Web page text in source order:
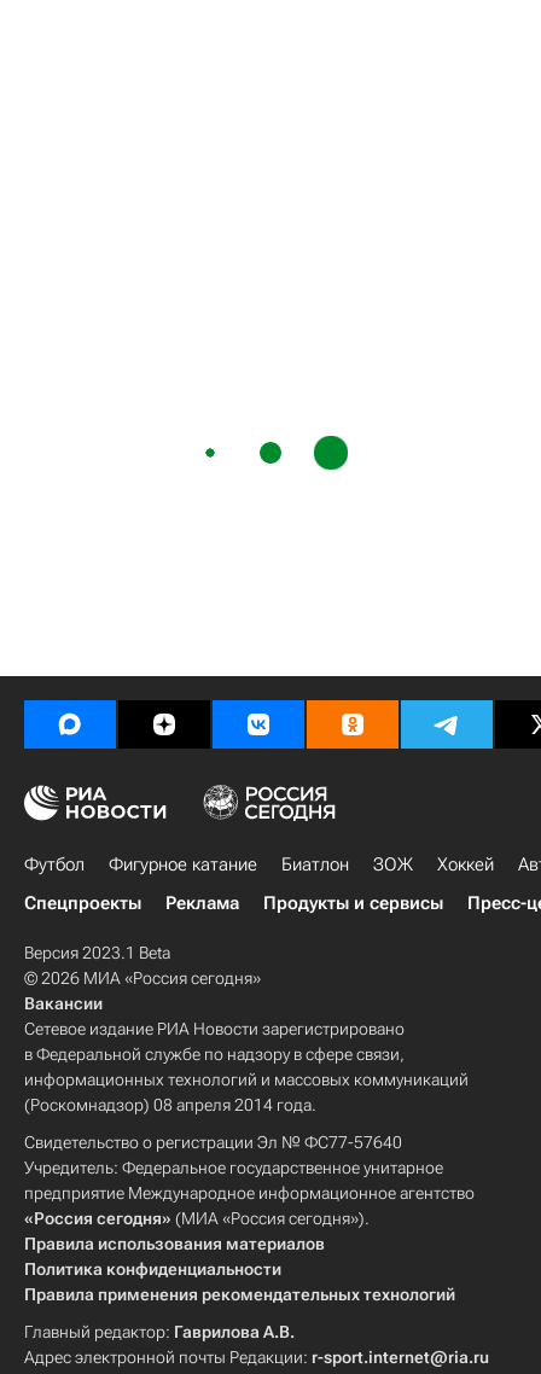
Футбол Фигурное катание Биатлон ЗОЖ Хоккей
Спецпроекты
Реклама Продукты и сервисы Пресс-
Версия 2023.1 Beta
© 2026 МИА «Россия сегодня»
Вакансии
Сетевое издание РИА Новости зарегистрировано
в Федеральной службе по надзору в сфере связи,
информационных технологий и массовых коммуникаций
(Роскомнадзор) 08 апреля 2014 года.
Свидетельство о регистрации Эл № ФС77-57640
Учредитель: Федеральное государственное унитарное
предприятие Международное информационное агентство
«Россия сегодня» (МИА «Россия сегодня»).
Правила использования материалов
Политика конфиденциальности
Правила применения рекомендательных технологий
Главный редактор: Гаврилова А.В.
Адрес электронной почты Редакции: r-sport.internet@ria.ru